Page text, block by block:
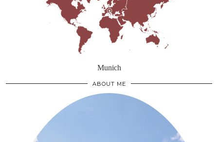
Munich
ABOUT ME